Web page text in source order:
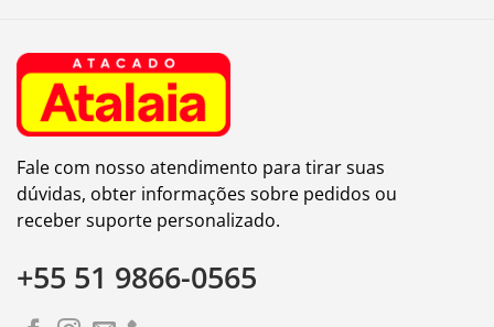
Fale com nosso atendimento para tirar suas
dúvidas, obter informações sobre pedidos ou
receber suporte personalizado.
+55 51 9866-0565